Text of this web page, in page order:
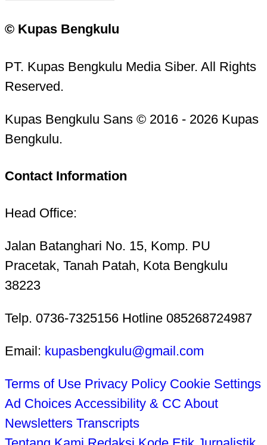
© Kupas Bengkulu
PT. Kupas Bengkulu Media Siber. All Rights
Reserved.
Kupas Bengkulu Sans © 2016 - 2026 Kupas
Bengkulu.
Contact Information
Head Office:
Jalan Batanghari No. 15, Komp. PU
Pracetak, Tanah Patah, Kota Bengkulu
38223
Telp. 0736-7325156 Hotline 085268724987
Email: kupasbengkulu@gmail.com
Terms of Use Privacy Policy Cookie Settings
Ad Choices Accessibility & CC About
Newsletters Transcripts